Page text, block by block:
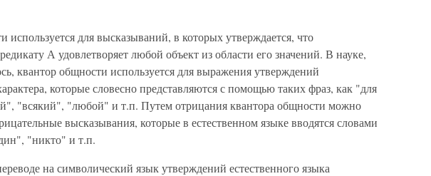
используется для высказываний, в которых утверждается, что
А удовлетворяет любой объект из области его значений. В науке,
квантор общности используется для выражения утверждений
которые словесно представляются с помощью таких фраз, как "для
"всякий", "любой" и т.п. Путем отрицания квантора общности можно
высказывания, которые в естественном языке вводятся словами
"никто" и т.п.
на символический язык утверждений естественного языка